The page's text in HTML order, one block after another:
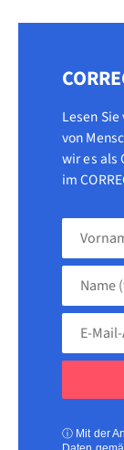
Lesen
von
wir es als
im
Vorname
Name
Mail-
Adresse
ⓘ Mit der